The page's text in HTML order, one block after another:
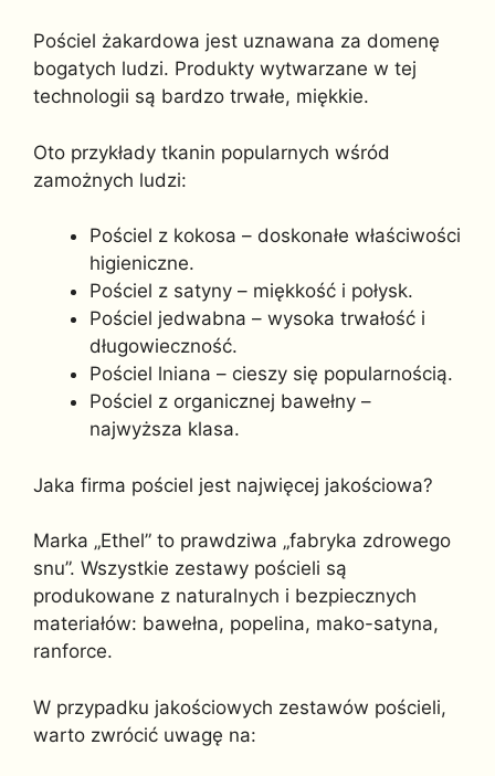
Pościel żakardowa jest uznawana za domenę
bogatych ludzi. Produkty wytwarzane w tej
technologii są bardzo trwałe, miękkie.
Oto przykłady tkanin popularnych wśród
zamożnych ludzi:
Pościel z kokosa – doskonałe właściwości
higieniczne.
Pościel z satyny – miękkość i połysk.
Pościel jedwabna – wysoka trwałość i
długowieczność.
Pościel lniana – cieszy się popularnością.
Pościel z organicznej bawełny –
najwyższa klasa.
Jaka firma pościel jest najwięcej jakościowa?
Marka „Ethel” to prawdziwa „fabryka zdrowego
snu”. Wszystkie zestawy pościeli są
produkowane z naturalnych i bezpiecznych
materiałów: bawełna, popelina, mako-satyna,
ranforce.
W przypadku jakościowych zestawów pościeli,
warto zwrócić uwagę na: